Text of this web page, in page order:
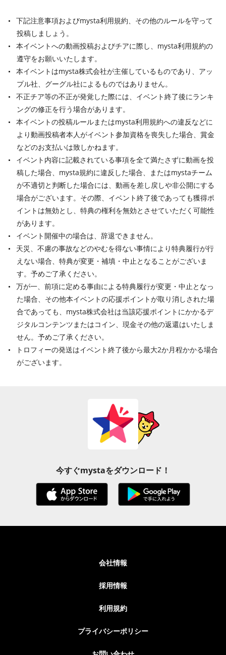
下記注意事項およびmysta利用規約、その他のルールを守って
投稿しましょう。
本イベントへの動画投稿およびチアに際し、mysta利用規約の
遵守をお願いいたします。
本イベントはmysta株式会社が主催しているものであり、アッ
プル社、グーグル社によるものではありません。
不正チア等の不正が発覚した際には、イベント終了後にランキ
ングの修正を行う場合があります。
本イベントの投稿ルールまたはmysta利用規約への違反などに
より動画投稿者本人がイベント参加資格を喪失した場合、賞金
などのお支払いは致しかねます。
イベント内容に記載されている事項を全て満たさずに動画を投
稿した場合、mysta規約に違反した場合、またはmystaチーム
が不適切と判断した場合には、動画を差し戻しや非公開にする
場合がございます。その際、イベント終了後であっても獲得ポ
イントは無効とし、特典の権利を無効とさせていただく可能性
があります。
イベント開催中の場合は、辞退できません。
天災、不慮の事故などのやむを得ない事情により特典履行が行
えない場合、特典が変更・補填・中止となることがございま
す。予めご了承ください。
万が一、前項に定める事由による特典履行が変更・中止となっ
た場合、その他本イベントの応援ポイントが取り消しされた場
合であっても、mysta株式会社は当該応援ポイントにかかるデ
ジタルコンテンツまたはコイン、現金その他の返還はいたしま
せん。予めご了承ください。
トロフィーの発送はイベント終了後から最大2か月程かかる場合
がございます。
今すぐmystaをダウンロード！
会社情報
採用情報
利用規約
プライバシーポリシー